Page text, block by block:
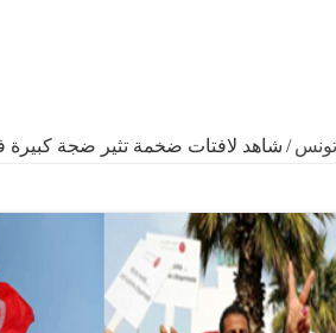
تونس / شاهد لافتات ضخمة تثير ضجة